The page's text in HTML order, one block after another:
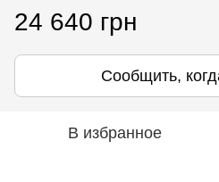
24 640 грн
Сообщить,
В избранное